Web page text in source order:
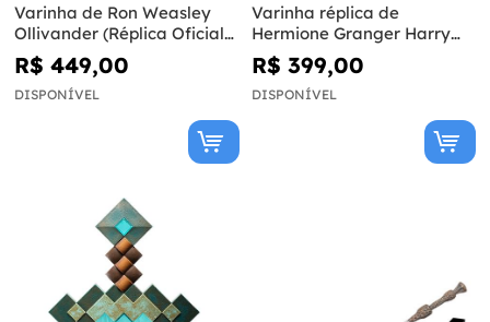
Varinha de Ron Weasley
Ollivander (Réplica Oficial)
- Harry Potter
R$ 449,00
DISPONÍVEL
Varinha réplica de
Hermione Granger Harry
Potter e Os Talismãs da
Morte
R$ 399,00
DISPONÍVEL